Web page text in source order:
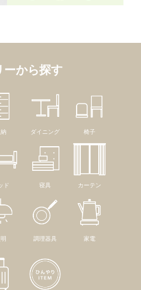
ーから探す
ダイニング 椅子
ド 寝具 カーテン
調理器具 家電